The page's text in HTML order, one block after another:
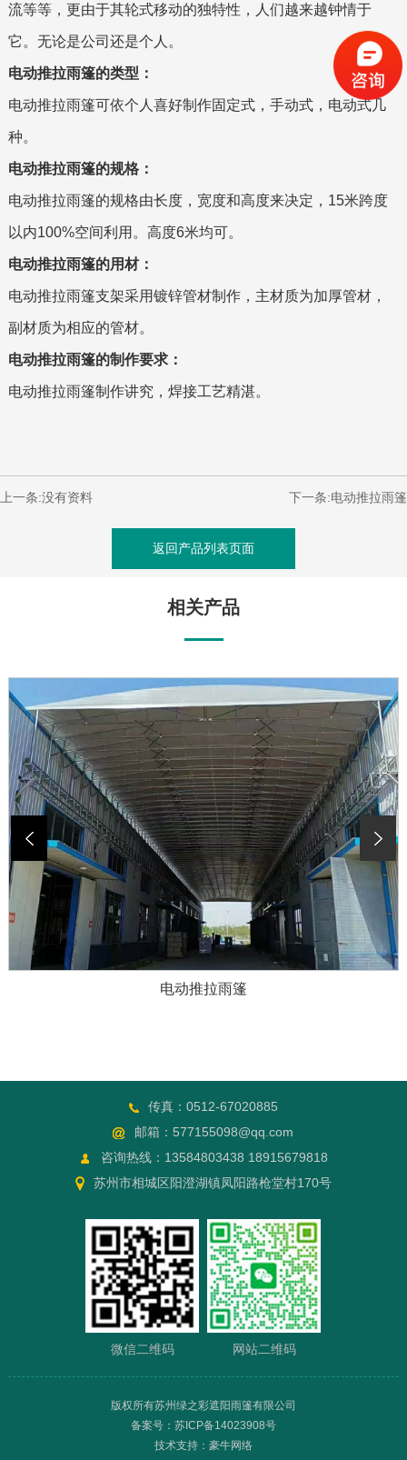
流等等，更由于其轮式移动的独特性，人们越来越钟情于
它。无论是公司还是个人。
电动推拉雨篷的类型：
电动推拉雨篷可依个人喜好制作固定式，手动式，电动式几
种。
电动推拉雨篷的规格：
电动推拉雨篷的规格由长度，宽度和高度来决定，15米跨度
以内100%空间利用。高度6米均可。
电动推拉雨篷的用材：
电动推拉雨篷支架采用镀锌管材制作，主材质为加厚管材，
副材质为相应的管材。
电动推拉雨篷的制作要求：
电动推拉雨篷制作讲究，焊接工艺精湛。
上一条:没有资料 下一条:电动推拉雨篷
返回产品列表页面
相关产品
电动推拉雨篷
传真：0512-67020885
邮箱：577155098@qq.com
咨询热线：13584803438 18915679818
苏州市相城区阳澄湖镇凤阳路枪堂村170号
微信二维码 网站二维码
版权所有苏州绿之彩遮阳雨篷有限公司
备案号：苏ICP备14023908号
技术支持：豪牛网络